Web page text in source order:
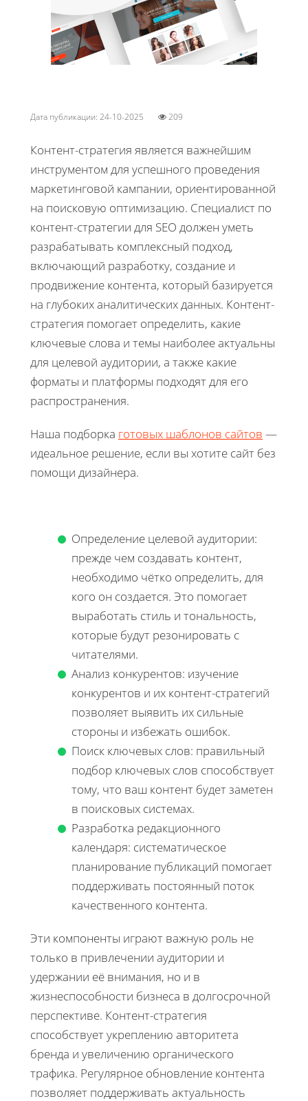
Дата публикации: 24-10-2025 209
Контент-стратегия является важнейшим
инструментом для успешного проведения
маркетинговой кампании, ориентированной
на поисковую оптимизацию. Специалист по
контент-стратегии для SEO должен уметь
разрабатывать комплексный подход,
включающий разработку, создание и
продвижение контента, который базируется
на глубоких аналитических данных. Контент-
стратегия помогает определить, какие
ключевые слова и темы наиболее актуальны
для целевой аудитории, а также какие
форматы и платформы подходят для его
распространения.
Наша подборка готовых шаблонов сайтов —
идеальное решение, если вы хотите сайт без
помощи дизайнера.
Определение целевой аудитории:
прежде чем создавать контент,
необходимо чётко определить, для
кого он создается. Это помогает
выработать стиль и тональность,
которые будут резонировать с
читателями.
Анализ конкурентов: изучение
конкурентов и их контент-стратегий
позволяет выявить их сильные
стороны и избежать ошибок.
Поиск ключевых слов: правильный
подбор ключевых слов способствует
тому, что ваш контент будет заметен
в поисковых системах.
Разработка редакционного
календаря: систематическое
планирование публикаций помогает
поддерживать постоянный поток
качественного контента.
Эти компоненты играют важную роль не
только в привлечении аудитории и
удержании её внимания, но и в
жизнеспособности бизнеса в долгосрочной
перспективе. Контент-стратегия
способствует укреплению авторитета
бренда и увеличению органического
трафика. Регулярное обновление контента
позволяет поддерживать актуальность